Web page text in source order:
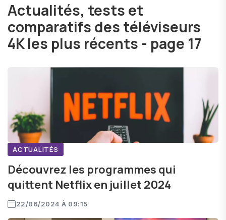
Actualités, tests et
comparatifs des téléviseurs
4K les plus récents - page 17
ACTUALITÉS
Découvrez les programmes qui
quittent Netflix en juillet 2024
22/06/2024 À 09:15